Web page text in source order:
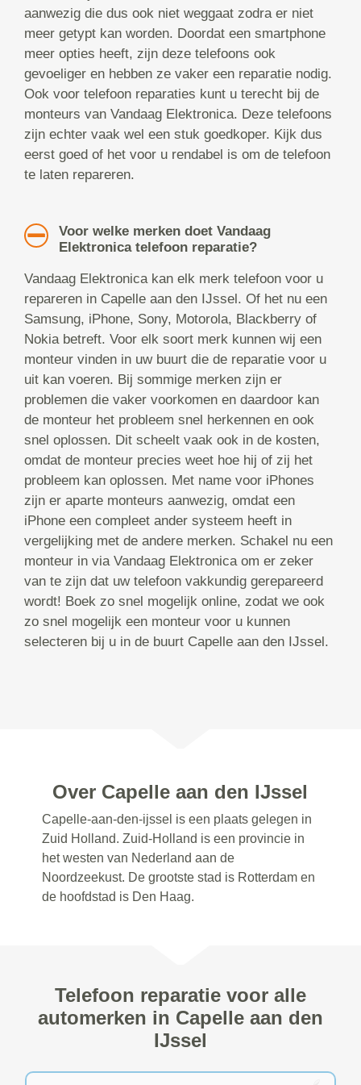
aanwezig die dus ook niet weggaat zodra er niet
meer getypt kan worden. Doordat een smartphone
meer opties heeft, zijn deze telefoons ook
gevoeliger en hebben ze vaker een reparatie nodig.
Ook voor telefoon reparaties kunt u terecht bij de
monteurs van Vandaag Elektronica. Deze telefoons
zijn echter vaak wel een stuk goedkoper. Kijk dus
eerst goed of het voor u rendabel is om de telefoon
te laten repareren.
Voor welke merken doet Vandaag
Elektronica telefoon reparatie?
Vandaag Elektronica kan elk merk telefoon voor u
repareren in Capelle aan den IJssel. Of het nu een
Samsung, iPhone, Sony, Motorola, Blackberry of
Nokia betreft. Voor elk soort merk kunnen wij een
monteur vinden in uw buurt die de reparatie voor u
uit kan voeren. Bij sommige merken zijn er
problemen die vaker voorkomen en daardoor kan
de monteur het probleem snel herkennen en ook
snel oplossen. Dit scheelt vaak ook in de kosten,
omdat de monteur precies weet hoe hij of zij het
probleem kan oplossen. Met name voor iPhones
zijn er aparte monteurs aanwezig, omdat een
iPhone een compleet ander systeem heeft in
vergelijking met de andere merken. Schakel nu een
monteur in via Vandaag Elektronica om er zeker
van te zijn dat uw telefoon vakkundig gerepareerd
wordt! Boek zo snel mogelijk online, zodat we ook
zo snel mogelijk een monteur voor u kunnen
selecteren bij u in de buurt Capelle aan den IJssel.
Over Capelle aan den IJssel
Capelle-aan-den-ijssel is een plaats gelegen in
Zuid Holland. Zuid-Holland is een provincie in
het westen van Nederland aan de
Noordzeekust. De grootste stad is Rotterdam en
de hoofdstad is Den Haag.
Telefoon reparatie voor alle
automerken in Capelle aan den
IJssel